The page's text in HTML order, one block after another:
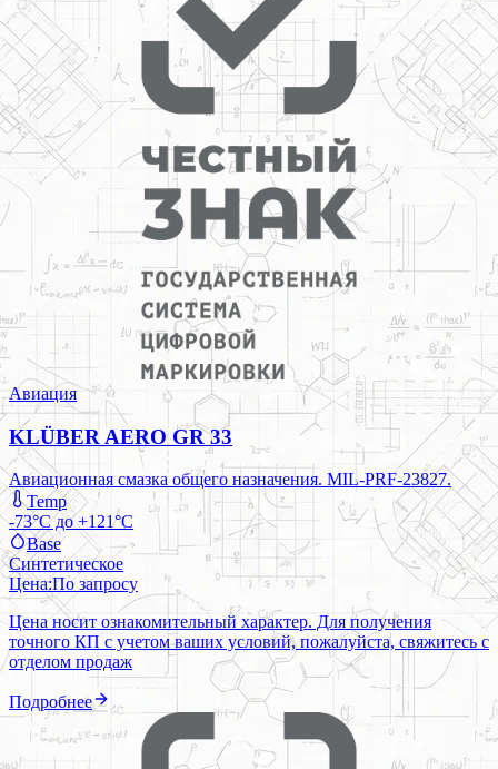
Авиация
KLÜBER AERO GR 33
Авиационная смазка общего назначения. MIL-PRF-23827.
Temp
-73°C до +121°C
Base
Синтетическое
Цена:По запросу
Цена носит ознакомительный характер. Для получения
точного КП с учетом ваших условий, пожалуйста, свяжитесь с
отделом продаж
Подробнее